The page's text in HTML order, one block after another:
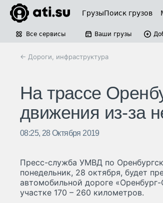
ГрузыПоиск грузов
Все сервисы Ваши грузы
← Дороги, инфраструктура
На трассе
движения из-за
08:25, 28 Октября 2019
Пресс-служба УМВД по
понедельник, 28 октября, будет
автомобильной дороге
участке 170 – 260 километров.